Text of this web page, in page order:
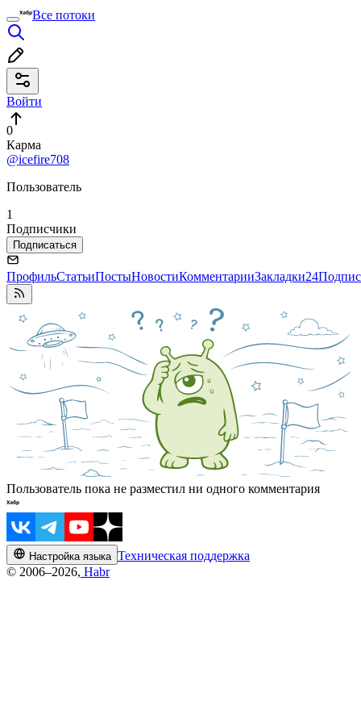
Все потоки
Войти
0
Карма
@icefire708
Пользователь
1
Подписчики
Подписаться
ПрофильСтатьиПостыНовостиКомментарииЗакладки24
Пользователь пока не разместил ни одного комментария
Настройка языка Техническая поддержка
© 2006–2026, Habr